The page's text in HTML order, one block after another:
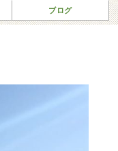
ブログ